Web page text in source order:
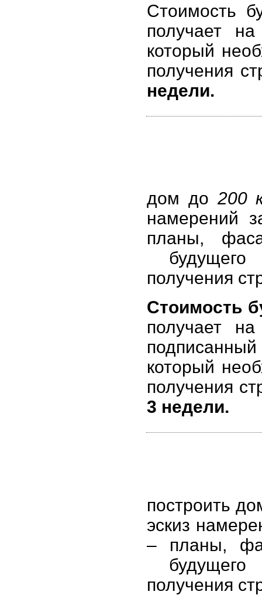
Стоимость
получает
который
получения
недели.
дом до 200
намерений
планы,
будущего
получения
Стоимость
получает
который
получения
3 недели.
построить
эскиз
– планы,
будущего
получения